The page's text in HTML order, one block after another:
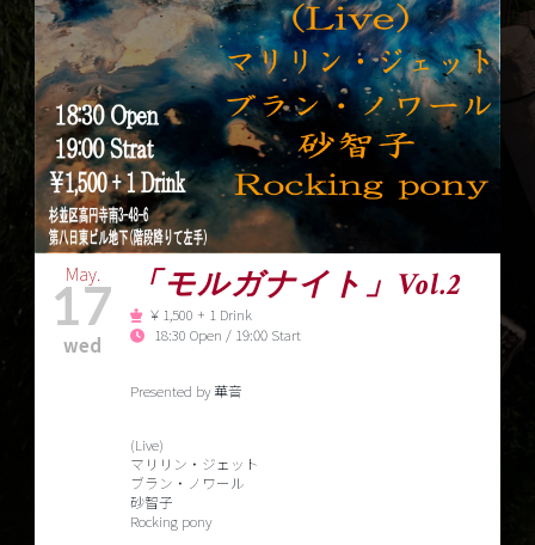
May.
17
wed
「モルガナイト」Vol.2
￥1,500 + 1 Drink
18:30 Open / 19:00 Start
Presented by 華音
(Live)
マリリン・ジェット
ブラン・ノワール
砂智子
Rocking pony